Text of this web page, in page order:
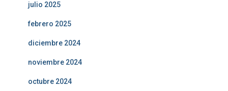
julio 2025
febrero 2025
diciembre 2024
noviembre 2024
octubre 2024